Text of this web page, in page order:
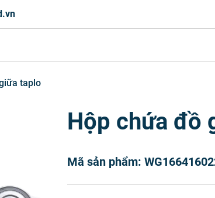
taplo
Hộp chứa đồ
Mã sản phẩm: